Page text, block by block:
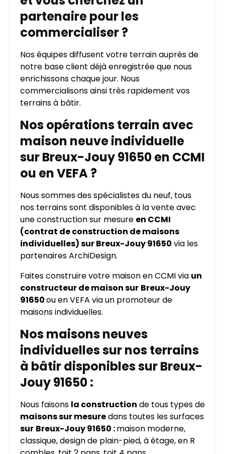
partenaire pour les
commercialiser ?
Nos équipes diffusent votre terrain auprès de
notre base client déjà enregistrée que nous
enrichissons chaque jour. Nous
commercialisons ainsi très rapidement vos
terrains à bâtir.
Nos opérations terrain avec
maison neuve individuelle
sur Breux-Jouy 91650 en CCMI
ou en VEFA ?
Nous sommes des spécialistes du neuf, tous
nos terrains sont disponibles à la vente avec
une construction sur mesure en CCMI
(contrat de construction de maisons
individuelles) sur Breux-Jouy 91650 via les
partenaires ArchiDesign.
Faites construire votre maison en CCMI via un
constructeur de maison sur Breux-Jouy
91650ou en VEFA via un promoteur de
maisons individuelles.
Nos maisons neuves
individuelles sur nos terrains
à bâtir disponibles sur Breux-
Jouy 91650 :
Nous faisons la construction de tous types de
maisons sur mesuredans toutes les surfaces
sur Breux-Jouy 91650 :maison moderne,
classique, design de plain-pied, à étage, en R